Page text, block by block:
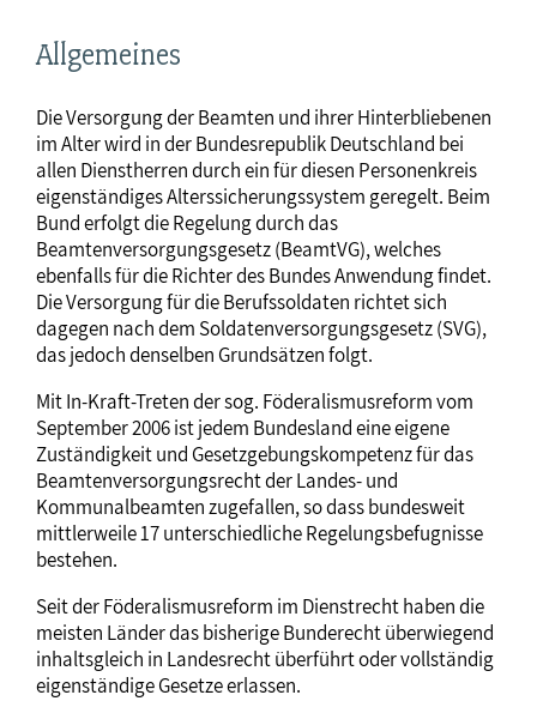
Allgemeines
Die Versorgung der Beamten und ihrer Hinterbliebenen
im Alter wird in der Bundesrepublik Deutschland bei
allen Dienstherren durch ein für diesen Personenkreis
eigenständiges Alterssicherungssystem geregelt. Beim
Bund erfolgt die Regelung durch das
Beamtenversorgungsgesetz (BeamtVG), welches
ebenfalls für die Richter des Bundes Anwendung findet.
Die Versorgung für die Berufssoldaten richtet sich
dagegen nach dem Soldatenversorgungsgesetz (SVG),
das jedoch denselben Grundsätzen folgt.
Mit In-Kraft-Treten der sog. Föderalismusreform vom
September 2006 ist jedem Bundesland eine eigene
Zuständigkeit und Gesetzgebungskompetenz für das
Beamtenversorgungsrecht der Landes- und
Kommunalbeamten zugefallen, so dass bundesweit
mittlerweile 17 unterschiedliche Regelungsbefugnisse
bestehen.
Seit der Föderalismusreform im Dienstrecht haben die
meisten Länder das bisherige Bunderecht überwiegend
inhaltsgleich in Landesrecht überführt oder vollständig
eigenständige Gesetze erlassen.